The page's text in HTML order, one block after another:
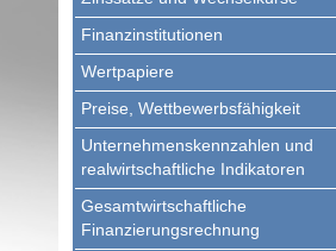
Finanzinstitutionen
Wertpapiere
Preise, Wettbewerbsfähigkeit
Unternehmenskennzahlen und
realwirtschaftliche Indikatoren
Gesamtwirtschaftliche
Finanzierungsrechnung